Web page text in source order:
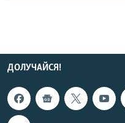
ДОЛУЧАЙСЯ!